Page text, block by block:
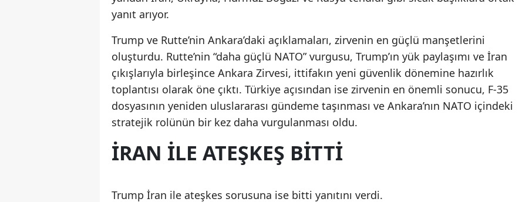
yanıt arıyor.
Trump ve Rutte’nin Ankara’daki açıklamaları, zirvenin en güçlü manşetlerini
oluşturdu. Rutte’nin “daha güçlü NATO” vurgusu, Trump’ın yük paylaşımı ve İran
çıkışlarıyla birleşince Ankara Zirvesi, ittifakın yeni güvenlik dönemine hazırlık
toplantısı olarak öne çıktı. Türkiye açısından ise zirvenin en önemli sonucu, F-35
dosyasının yeniden uluslararası gündeme taşınması ve Ankara’nın NATO içindeki
stratejik rolünün bir kez daha vurgulanması oldu.
İRAN İLE ATEŞKEŞ BİTTİ
Trump İran ile ateşkes sorusuna ise bitti yanıtını verdi.